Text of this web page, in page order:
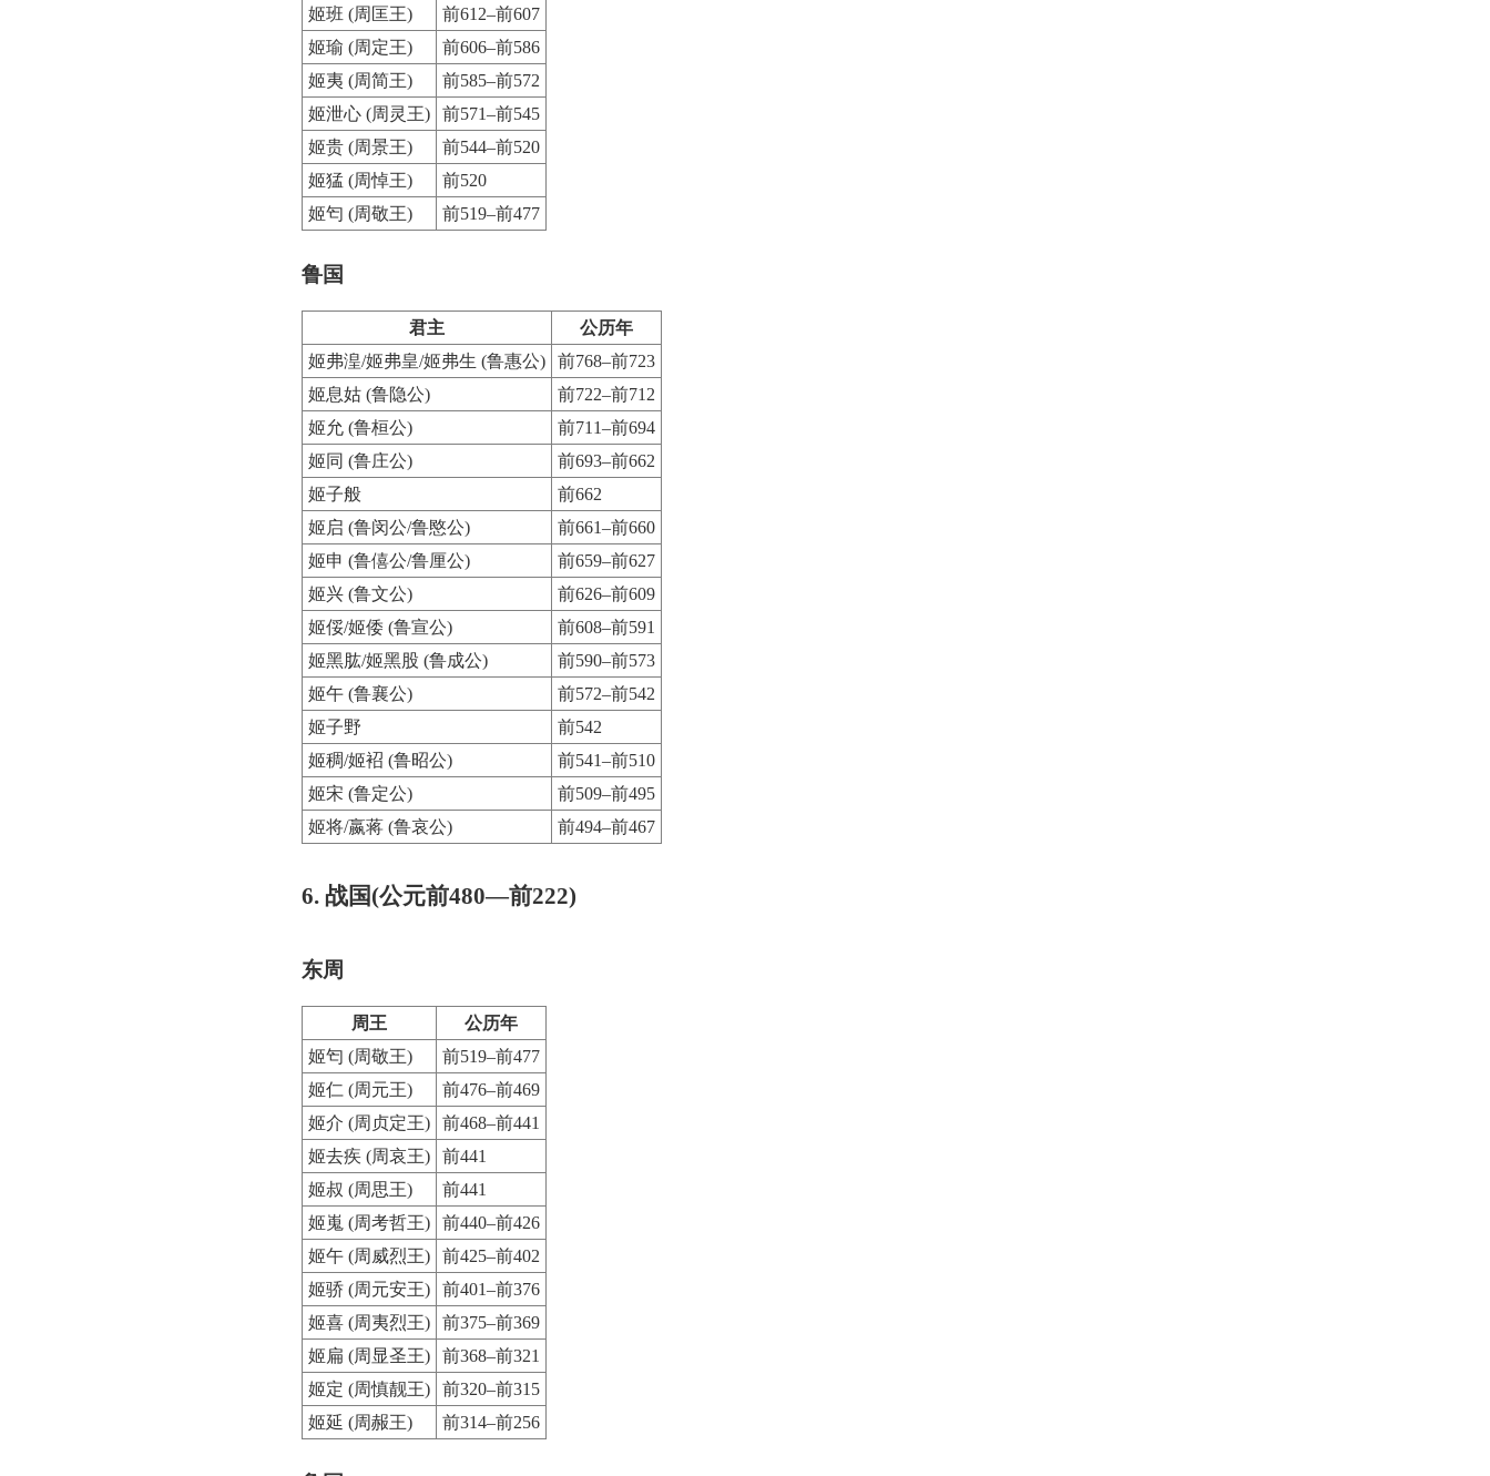
姬班 (周匡王)
前612–前607
姬瑜 (周定王)
前606–前586
姬夷 (周简王)
前585–前572
姬泄心 (周灵王)
前571–前545
姬贵 (周景王)
前544–前520
姬猛 (周悼王)
前520
姬匄 (周敬王)
前519–前477
鲁国
君主
公历年
姬弗湟/姬弗皇/姬弗生 (鲁惠公)
前768–前723
姬息姑 (鲁隐公)
前722–前712
姬允 (鲁桓公)
前711–前694
姬同 (鲁庄公)
前693–前662
姬子般
前662
姬启 (鲁闵公/鲁愍公)
前661–前660
姬申 (鲁僖公/鲁厘公)
前659–前627
姬兴 (鲁文公)
前626–前609
姬俀/姬倭 (鲁宣公)
前608–前591
姬黑肱/姬黑股 (鲁成公)
前590–前573
姬午 (鲁襄公)
前572–前542
姬子野
前542
姬稠/姬袑 (鲁昭公)
前541–前510
姬宋 (鲁定公)
前509–前495
姬将/嬴蒋 (鲁哀公)
前494–前467
6. 战国(公元前480—前222)
东周
周王
公历年
姬匄 (周敬王)
前519–前477
姬仁 (周元王)
前476–前469
姬介 (周贞定王)
前468–前441
姬去疾 (周哀王)
前441
姬叔 (周思王)
前441
姬嵬 (周考哲王)
前440–前426
姬午 (周威烈王)
前425–前402
姬骄 (周元安王)
前401–前376
姬喜 (周夷烈王)
前375–前369
姬扁 (周显圣王)
前368–前321
姬定 (周慎靓王)
前320–前315
姬延 (周赧王)
前314–前256